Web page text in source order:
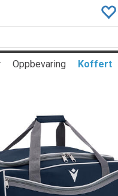
Oppbevaring Koffert